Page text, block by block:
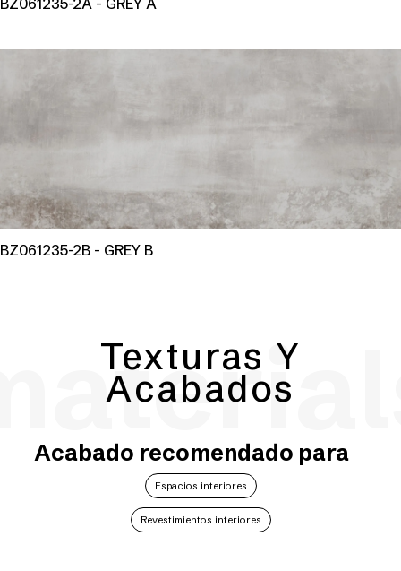
BZ061235-2A - GREY A
BZ061235-2B - GREY B
Texturas Y
Acabados
Acabado recomendado para
Espacios interiores
Revestimientos interiores